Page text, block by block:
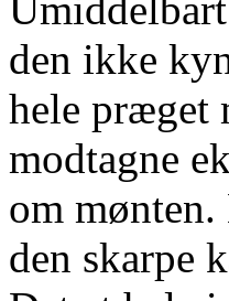
den ikke
hele præget
modtagne
om
den skarpe